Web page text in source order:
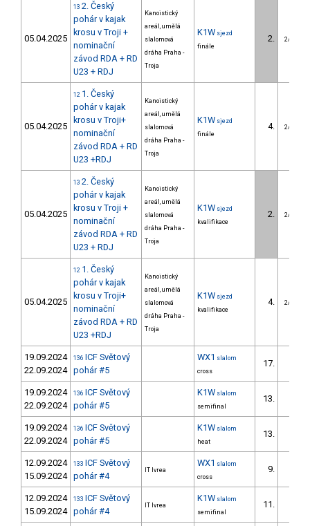
05.04.2025
13 2. Český
pohár v kajak
krosu v Troji +
nominační
závod RDA + RD
U23 + RDJ
Kanoistický
areál, umělá
slalomová
dráha Praha -
Troja
K1W sjezd
finále
2. 2/U23
05.04.2025
12 1. Český
pohár v kajak
krosu v Troji+
nominační
závod RDA + RD
U23 +RDJ
Kanoistický
areál, umělá
slalomová
dráha Praha -
Troja
K1W sjezd
finále
4. 2/U23
05.04.2025
13 2. Český
pohár v kajak
krosu v Troji +
nominační
závod RDA + RD
U23 + RDJ
Kanoistický
areál, umělá
slalomová
dráha Praha -
Troja
K1W sjezd
kvalifikace
2. 2/U23
05.04.2025
12 1. Český
pohár v kajak
krosu v Troji+
nominační
závod RDA + RD
U23 +RDJ
Kanoistický
areál, umělá
slalomová
dráha Praha -
Troja
K1W sjezd
kvalifikace
4. 2/U23
19.09.2024
22.09.2024
136 ICF Světový
pohár #5
WX1 slalom
cross
17.
19.09.2024
22.09.2024
136 ICF Světový
pohár #5
K1W slalom
semifinal
13.
19.09.2024
22.09.2024
136 ICF Světový
pohár #5
K1W slalom
heat
13.
12.09.2024
15.09.2024
133 ICF Světový
pohár #4
IT Ivrea
WX1 slalom
cross
9.
12.09.2024
15.09.2024
133 ICF Světový
pohár #4
IT Ivrea
K1W slalom
semifinal
11.